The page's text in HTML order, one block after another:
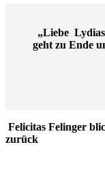
„Liebe
geht zu Ende
Felicitas Felinger
zurück